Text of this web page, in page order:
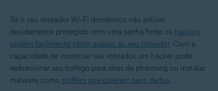
Se o seu roteador Wi-Fi doméstico não estiver
devidamente protegido com uma senha forte, os hackers
podem facilmente obter acesso ao seu roteador. Com a
capacidade de controlar seu roteador, um hacker pode
redirecionar seu tráfego para sites de pharming ou instalar
malware, como sniffers que coletam seus dados.